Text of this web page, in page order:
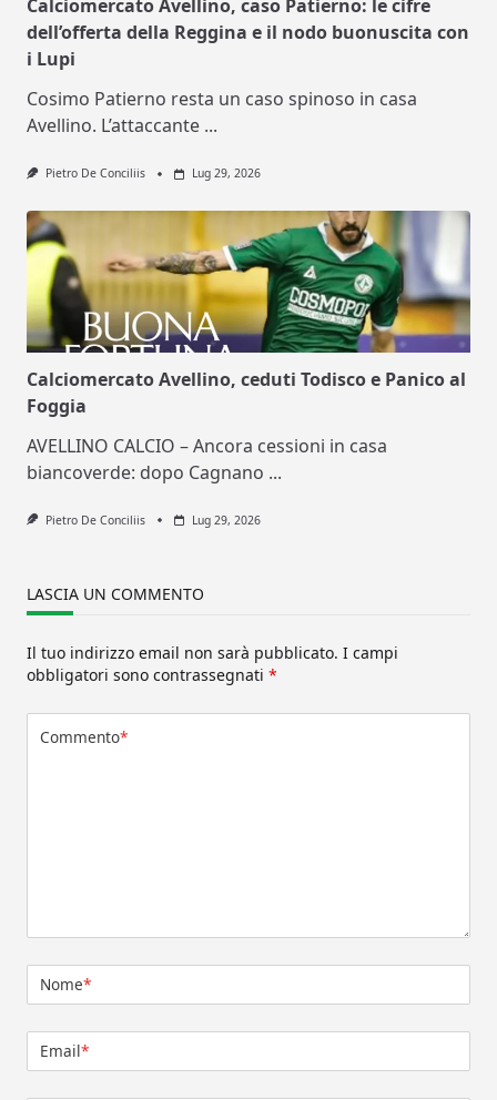
Calciomercato Avellino, caso Patierno: le cifre
dell’offerta della Reggina e il nodo buonuscita con
i Lupi
Cosimo Patierno resta un caso spinoso in casa
Avellino. L’attaccante ...
Pietro De Conciliis Lug 29, 2026
Calciomercato Avellino, ceduti Todisco e Panico al
Foggia
AVELLINO CALCIO – Ancora cessioni in casa
biancoverde: dopo Cagnano ...
Pietro De Conciliis Lug 29, 2026
LASCIA UN COMMENTO
Il tuo indirizzo email non sarà pubblicato. I campi
obbligatori sono contrassegnati *
Commento*
Nome*
Email*